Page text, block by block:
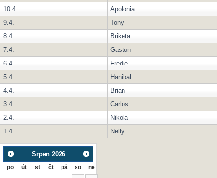
10.4.
Apolonia
9.4.
Tony
8.4.
Briketa
7.4.
Gaston
6.4.
Fredie
5.4.
Hanibal
4.4.
Brian
3.4.
Carlos
2.4.
Nikola
1.4.
Nelly
Srpen 2026
po út st čt pá so ne